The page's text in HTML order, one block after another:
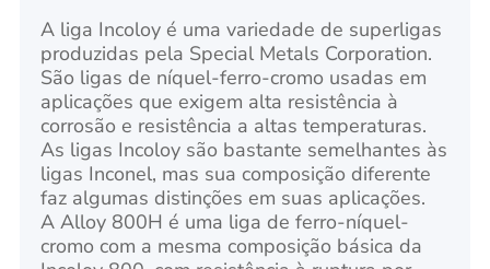
A liga Incoloy é uma variedade de superligas
produzidas pela Special Metals Corporation.
São ligas de níquel-ferro-cromo usadas em
aplicações que exigem alta resistência à
corrosão e resistência a altas temperaturas.
As ligas Incoloy são bastante semelhantes às
ligas Inconel, mas sua composição diferente
faz algumas distinções em suas aplicações.
A Alloy 800H é uma liga de ferro-níquel-
cromo com a mesma composição básica da